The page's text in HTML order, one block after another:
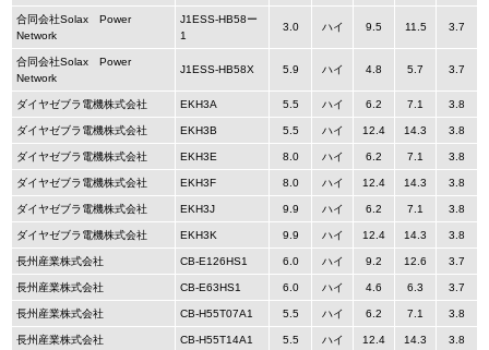
合同会社Solax Power
Network
J1ESS-HB58ー
1
3.0 ハイ 9.5 11.5 3.7
合同会社Solax Power
Network
J1ESS-HB58X 5.9 ハイ 4.8 5.7 3.7
ダイヤゼブラ電機株式会社 EKH3A 5.5 ハイ 6.2 7.1 3.8
ダイヤゼブラ電機株式会社 EKH3B 5.5 ハイ 12.4 14.3 3.8
ダイヤゼブラ電機株式会社 EKH3E 8.0 ハイ 6.2 7.1 3.8
ダイヤゼブラ電機株式会社 EKH3F 8.0 ハイ 12.4 14.3 3.8
ダイヤゼブラ電機株式会社 EKH3J 9.9 ハイ 6.2 7.1 3.8
ダイヤゼブラ電機株式会社 EKH3K 9.9 ハイ 12.4 14.3 3.8
長州産業株式会社 CB-E126HS1 6.0 ハイ 9.2 12.6 3.7
長州産業株式会社 CB-E63HS1 6.0 ハイ 4.6 6.3 3.7
長州産業株式会社 CB-H55T07A1 5.5 ハイ 6.2 7.1 3.8
長州産業株式会社 CB-H55T14A1 5.5 ハイ 12.4 14.3 3.8